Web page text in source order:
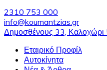
2310 753 000
info@koumantzias.gr
Δημοσθένους 33,
Εταιρικό Προφίλ
Αυτοκίνητα